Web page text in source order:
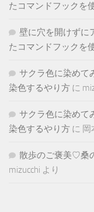
たコマンドフックを
壁に穴を開けずに
たコマンドフックを
サクラ色に染めて
染色するやり方 に
サクラ色に染めて
染色するやり方 に 岡
散歩のご褒美♡桑
mizucchi より